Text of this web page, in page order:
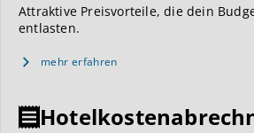
Attraktive Preisvorteile, die dein
entlasten.
mehr erfahren